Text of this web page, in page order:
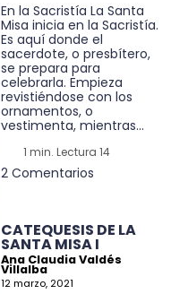
En la Sacristía La Santa
Misa inicia en la Sacristía.
Es aquí donde el
sacerdote, o presbítero,
se prepara para
celebrarla. Empieza
revistiéndose con los
ornamentos, o
vestimenta, mientras...
1 min. Lectura 14
2 Comentarios
CATEQUESIS DE LA
SANTA MISA I
Ana Claudia Valdés
Villalba
12 marzo, 2021